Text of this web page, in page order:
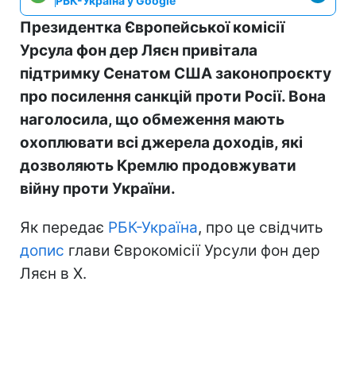
Президентка Європейської комісії
Урсула фон дер Ляєн привітала
підтримку Сенатом США законопроєкту
про посилення санкцій проти Росії. Вона
наголосила, що обмеження мають
охоплювати всі джерела доходів, які
дозволяють Кремлю продовжувати
війну проти України.
Як передає РБК-Україна, про це свідчить
допис глави Єврокомісії Урсули фон дер
Ляєн в Х.